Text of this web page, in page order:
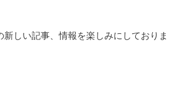
新しい記事、情報を楽しみにしておりま